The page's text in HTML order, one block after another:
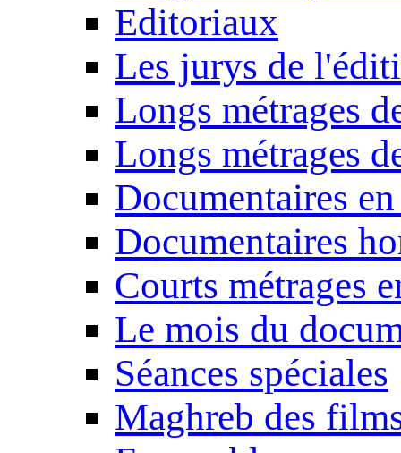
Editoriaux
Les jurys de
Longs métrages
Longs métrages
Documentaires
Documentaires
Courts métrages
Le mois du
Séances spéciales
Maghreb des